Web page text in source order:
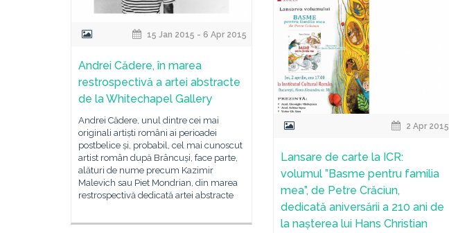
15 Jan 2015 - 6 Apr 2015
Andrei Cădere, în marea
restrospectivă a artei abstracte
de la Whitechapel Gallery
Andrei Cădere, unul dintre cei mai
originali artiști români ai perioadei
postbelice și, probabil, cel mai cunoscut
artist român după Brâncuși, face parte,
alături de nume precum Kazimir
Malevich sau Piet Mondrian, din marea
restrospectivă dedicată artei abstracte
2 Apr 2015
Lansare de carte la ICR:
volumul ”Basme pentru familia
mea”, de Petre Crăciun,
dedicată aniversării a 210 ani de
la nașterea lui Hans Christian